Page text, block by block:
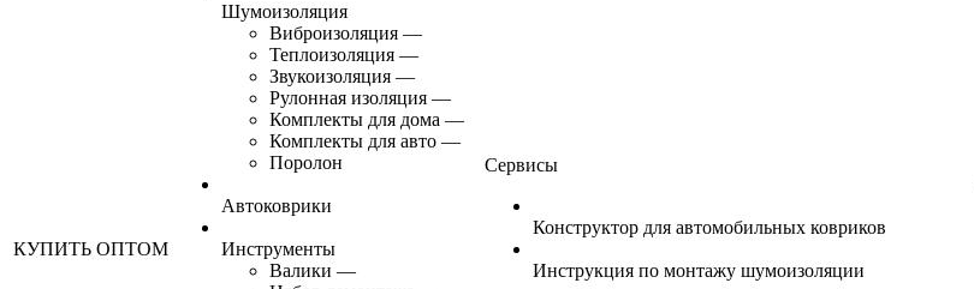
КУПИТЬ ОПТОМ
Шумоизоляция
Виброизоляция —
Теплоизоляция —
Звукоизоляция —
Рулонная изоляция —
Комплекты для дома —
Комплекты для авто —
Поролон
Автоковрики
Инструменты
Валики —
Сервисы
Конструктор для автомобильных ковриков
Инструкция по монтажу шумоизоляции